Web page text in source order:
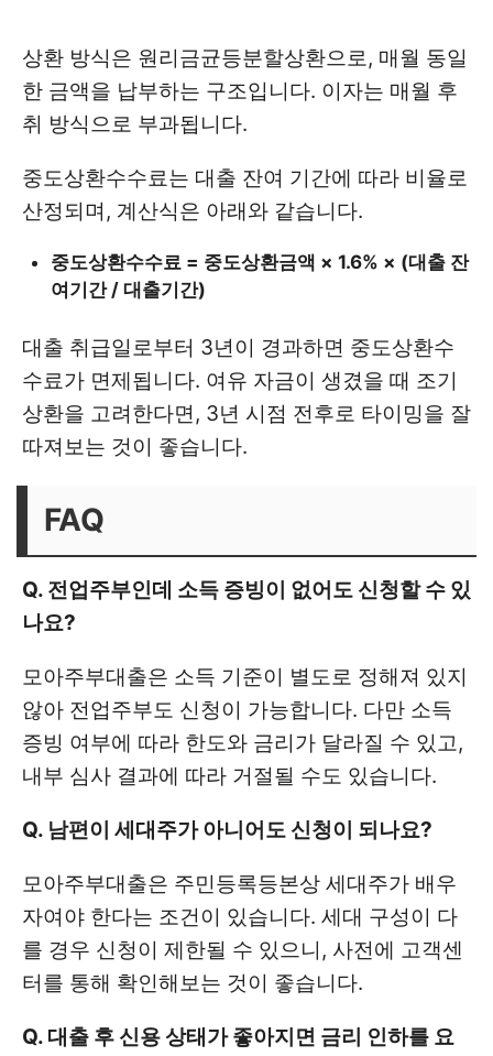
상환 방식은 원리금균등분할상환으로, 매월 동일
한 금액을 납부하는 구조입니다. 이자는 매월 후
취 방식으로 부과됩니다.
중도상환수수료는 대출 잔여 기간에 따라 비율로
산정되며, 계산식은 아래와 같습니다.
중도상환수수료 = 중도상환금액 × 1.6% × (대출 잔
여기간 / 대출기간)
대출 취급일로부터 3년이 경과하면 중도상환수
수료가 면제됩니다. 여유 자금이 생겼을 때 조기
상환을 고려한다면, 3년 시점 전후로 타이밍을 잘
따져보는 것이 좋습니다.
FAQ
Q. 전업주부인데 소득 증빙이 없어도 신청할 수 있
나요?
모아주부대출은 소득 기준이 별도로 정해져 있지
않아 전업주부도 신청이 가능합니다. 다만 소득
증빙 여부에 따라 한도와 금리가 달라질 수 있고,
내부 심사 결과에 따라 거절될 수도 있습니다.
Q. 남편이 세대주가 아니어도 신청이 되나요?
모아주부대출은 주민등록등본상 세대주가 배우
자여야 한다는 조건이 있습니다. 세대 구성이 다
를 경우 신청이 제한될 수 있으니, 사전에 고객센
터를 통해 확인해보는 것이 좋습니다.
Q. 대출 후 신용 상태가 좋아지면 금리 인하를 요